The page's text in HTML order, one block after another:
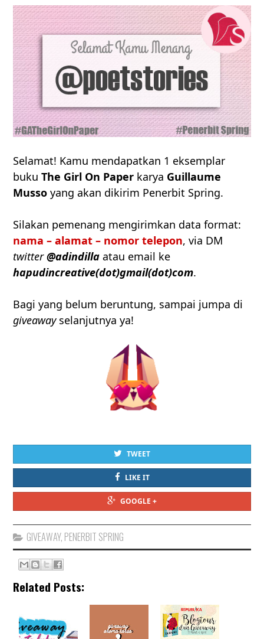
Selamat! Kamu mendapatkan 1 eksemplar
bukuThe Girl On Paper karya Guillaume
Musso yang akan dikirim Penerbit Spring.
Silakan pemenang mengirimkan data format:
nama – alamat – nomor telepon, via DM
twitter@adindilla atau email ke
hapudincreative(dot)gmail(dot)com.
Bagi yang belum beruntung, sampai jumpa di
giveawayselanjutnya ya!
TWEET
LIKE IT
GOOGLE +
GIVEAWAY, PENERBIT SPRING
Related Posts: